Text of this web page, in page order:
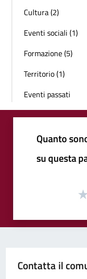
Cultura (2)
Eventi sociali (1)
Formazione (5)
Territorio (1)
Eventi passati
Quanto
su questa
Contatta il